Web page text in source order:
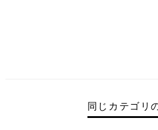
同じカテゴリ